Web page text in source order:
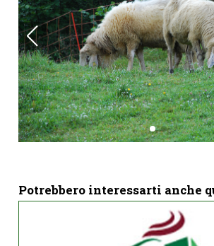
Potrebbero interessarti anche